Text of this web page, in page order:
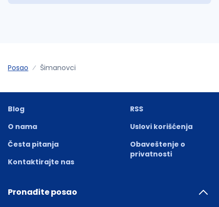
Posao Šimanovci
Blog
O nama
Česta pitanja
Kontaktirajte nas
RSS
Uslovi korišćenja
Obaveštenje o
privatnosti
Pronađite posao